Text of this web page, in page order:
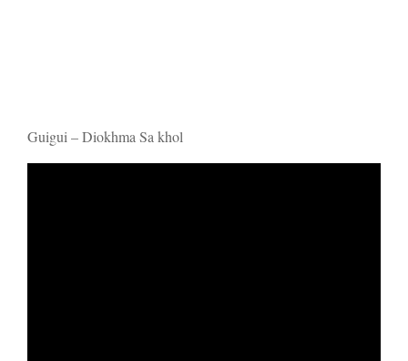
Guigui – Diokhma Sa khol